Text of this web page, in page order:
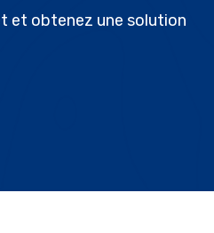
et obtenez une solution